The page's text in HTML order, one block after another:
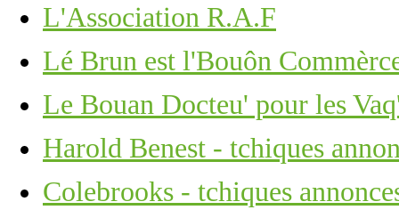
L'Association R.A.F
Lé Brun est l'Bouôn
Le Bouan Docteu' pour les
Harold Benest - tchiques
Colebrooks - tchiques